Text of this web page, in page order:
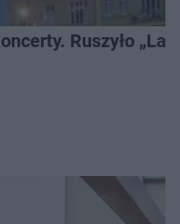
Ruszyło